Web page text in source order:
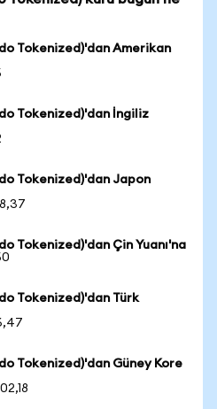
Tokenized)'dan Amerikan
Tokenized)'dan İngiliz
Tokenized)'dan Japon
Tokenized)'dan Çin Yuanı'na
Tokenized)'dan Türk
Tokenized)'dan Güney Kore